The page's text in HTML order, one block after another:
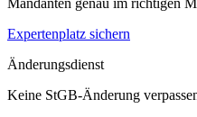
Mandanten genau im richtigen
Expertenplatz sichern
Änderungsdienst
Keine StGB-Änderung